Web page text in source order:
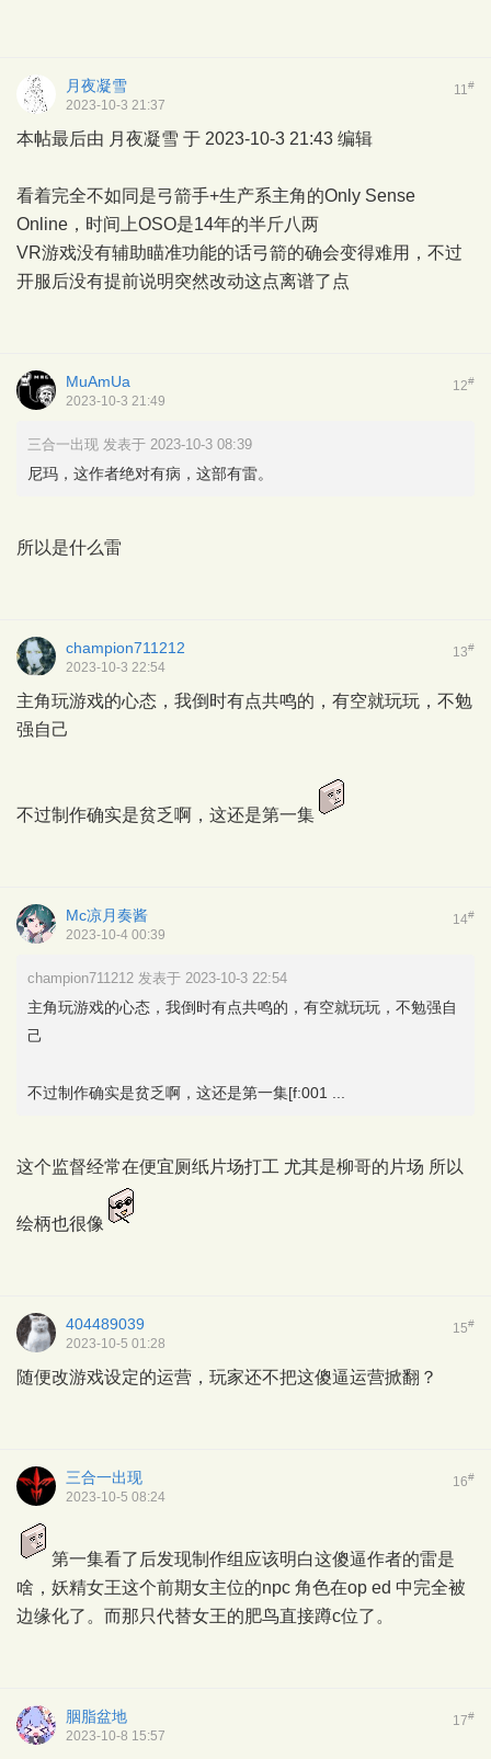
11#
月夜凝雪
2023-10-3 21:37
本帖最后由 月夜凝雪 于 2023-10-3 21:43 编辑
看着完全不如同是弓箭手+生产系主角的Only Sense
Online，时间上OSO是14年的半斤八两
VR游戏没有辅助瞄准功能的话弓箭的确会变得难用，不过
开服后没有提前说明突然改动这点离谱了点
12#
MuAmUa
2023-10-3 21:49
三合一出现 发表于 2023-10-3 08:39
尼玛，这作者绝对有病，这部有雷。
所以是什么雷
13#
champion711212
2023-10-3 22:54
主角玩游戏的心态，我倒时有点共鸣的，有空就玩玩，不勉
强自己
不过制作确实是贫乏啊，这还是第一集
14#
Mc凉月奏酱
2023-10-4 00:39
champion711212 发表于 2023-10-3 22:54
主角玩游戏的心态，我倒时有点共鸣的，有空就玩玩，不勉强自
己
不过制作确实是贫乏啊，这还是第一集[f:001 ...
这个监督经常在便宜厕纸片场打工 尤其是柳哥的片场 所以
绘柄也很像
15#
404489039
2023-10-5 01:28
随便改游戏设定的运营，玩家还不把这傻逼运营掀翻？
16#
三合一出现
2023-10-5 08:24
第一集看了后发现制作组应该明白这傻逼作者的雷是
啥，妖精女王这个前期女主位的npc 角色在op ed 中完全被
边缘化了。而那只代替女王的肥鸟直接蹲c位了。
17#
胭脂盆地
2023-10-8 15:57